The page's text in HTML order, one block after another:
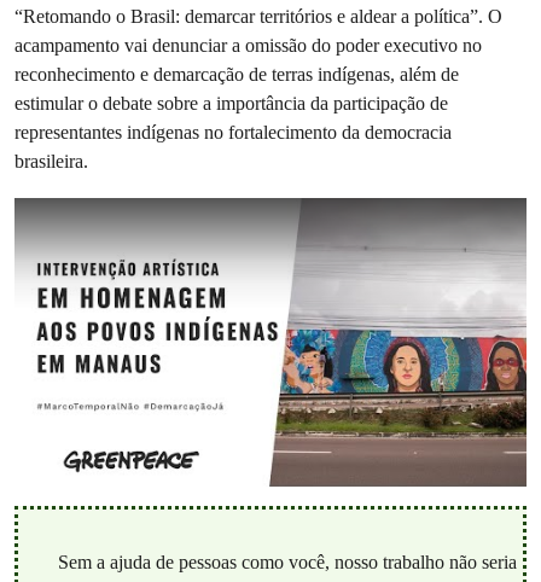
“Retomando o Brasil: demarcar territórios e aldear a política”. O
acampamento vai denunciar a omissão do poder executivo no
reconhecimento e demarcação de terras indígenas, além de
estimular o debate sobre a importância da participação de
representantes indígenas no fortalecimento da democracia
brasileira.
Sem a ajuda de pessoas como você, nosso trabalho não seria